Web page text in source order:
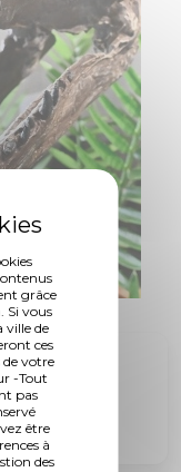
grâce
Si vous
ville de
ces
votre
-Tout
pas
être
à
des